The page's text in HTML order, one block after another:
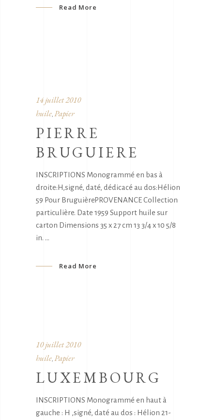
Read More
14 juillet 2010
huile, Papier
PIERRE
BRUGUIERE
INSCRIPTIONS Monogrammé en bas à
droite:H,signé, daté, dédicacé au dos:Hélion
59 Pour BruguièrePROVENANCE Collection
particulière. Date 1959 Support huile sur
carton Dimensions 35 x 27 cm 13 3/4 x 10 5/8
in.
Read More
10 juillet 2010
huile Papier
LUXEMBOURG
INSCRIPTIONS Monogrammé en haut à
gauche : H ,signé, daté au dos : Hélion 21-